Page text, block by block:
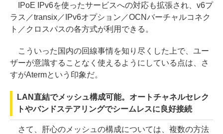
IPoE IPv6を使ったサービスへの対応も拡張され、v6プ
ラス／transix／IPv6オプション／OCNバーチャルコネク
ト／クロスパスの各方式が利用できる。
こういった国内の回線事情を知り尽くした上で、ユー
ザーが意識することなく使えるようにしている点は、さ
すがAtermという印象だ。
LAN直結でメッシュ構成可能。オートチャネルセレク
トやバンドステアリングでシームレスに良好接続
さて、肝心のメッシュの構成については、複数の方法